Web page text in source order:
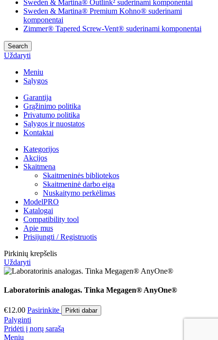
Sweden & Martina® Outlink² suderinami komponentai
Sweden & Martina® Premium Kohno® suderinami
komponentai
Zimmer® Tapered Screw-Vent® suderinami komponentai
Search
Uždaryti
Meniu
Sąlygos
Garantija
Grąžinimo politika
Privatumo politika
Sąlygos ir nuostatos
Kontaktai
Kategorijos
Akcijos
Skaitmena
Skaitmeninės bibliotekos
Skaitmeninė darbo eiga
Nuskaitymo perkėlimas
ModelPRO
Katalogai
Compatibility tool
Apie mus
Prisijungti / Registruotis
Pirkinių krepšelis
Uždaryti
Laboratorinis analogas. Tinka Megagen® AnyOne®
€12.00 Pasirinkite Pirkti dabar
Palyginti
Pridėti į norų sarašą
Meniu